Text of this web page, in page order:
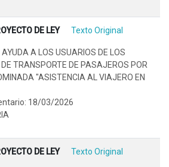
DE LEY Texto Original
A LOS USUARIOS DE LOS
TRANSPORTE DE PASAJEROS POR
"ASISTENCIA AL VIAJERO EN
18/03/2026
DE LEY Texto Original